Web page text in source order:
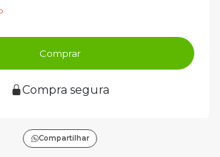
Comprar
Compra segura
Compartilhar